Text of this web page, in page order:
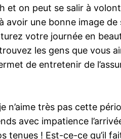
et on peut se salir à
une bonne image
votre journée en
les gens que vous
de entretenir de
très pas cette
avec impatience
! Est-ce-ce qu’il